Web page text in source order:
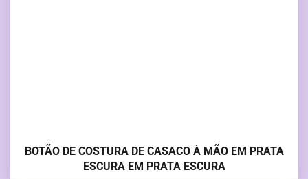
BOTÃO DE COSTURA DE CASACO À MÃO EM PRATA
ESCURA EM PRATA ESCURA